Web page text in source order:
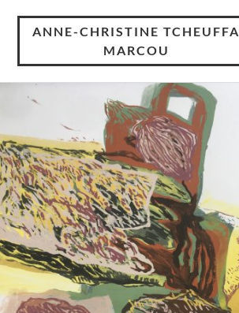
ANNE-CHRISTINE TCHEUFFA
MARCOU